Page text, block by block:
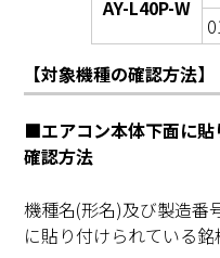
AY-L40P-W
【対象機種の確認方法】
エアコン本体下面に
確認方法
機種名(形名)及び製造番
に貼り付けられている銘